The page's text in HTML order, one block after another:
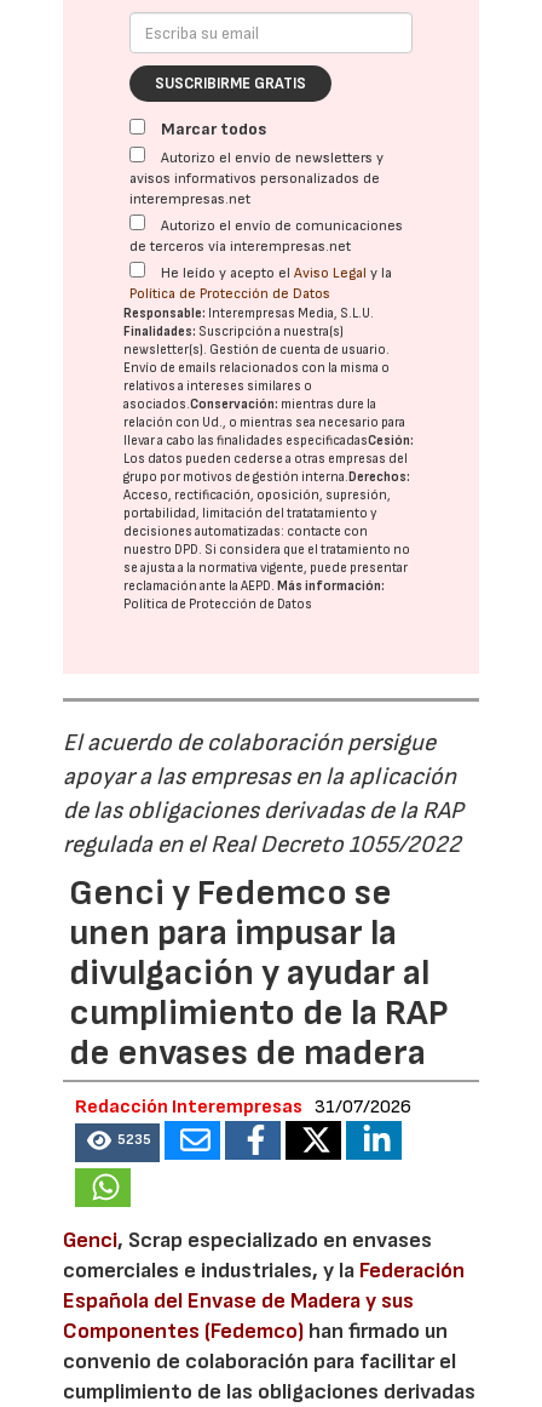
SUSCRIBIRME GRATIS
Marcar todos
Autorizo el envío de newsletters y
avisos informativos personalizados de
interempresas.net
Autorizo el envío de comunicaciones
de terceros vía interempresas.net
He leído y acepto elAviso Legal y la
Política de Protección de Datos
Responsable: Interempresas Media, S.L.U.
Finalidades: Suscripción a nuestra(s)
newsletter(s). Gestión de cuenta de usuario.
Envío de emails relacionados con la misma o
relativos a intereses similares o
asociados.Conservación: mientras dure la
relación con Ud., o mientras sea necesario para
llevar a cabo las finalidades especificadasCesión:
Los datos pueden cederse a otras empresas del
grupo por motivos de gestión interna. Derechos:
Acceso, rectificación, oposición, supresión,
portabilidad, limitación del tratatamiento y
decisiones automatizadas: contacte con
nuestro DPD. Si considera que el tratamiento no
se ajusta a la normativa vigente, puede presentar
reclamación ante laAEPD. Más información:
Política de Protección de Datos
El acuerdo de colaboración persigue
apoyar a las empresas en la aplicación
de las obligaciones derivadas de la RAP
regulada en el Real Decreto 1055/2022
Genci y Fedemco se
unen para impusar la
divulgación y ayudar al
cumplimiento de la RAP
de envases de madera
Redacción Interempresas 31/07/2026
5235
Genci, Scrap especializado en envases
comerciales e industriales, y la Federación
Española del Envase de Madera y sus
Componentes (Fedemco) han firmado un
convenio de colaboración para facilitar el
cumplimiento de las obligaciones derivadas